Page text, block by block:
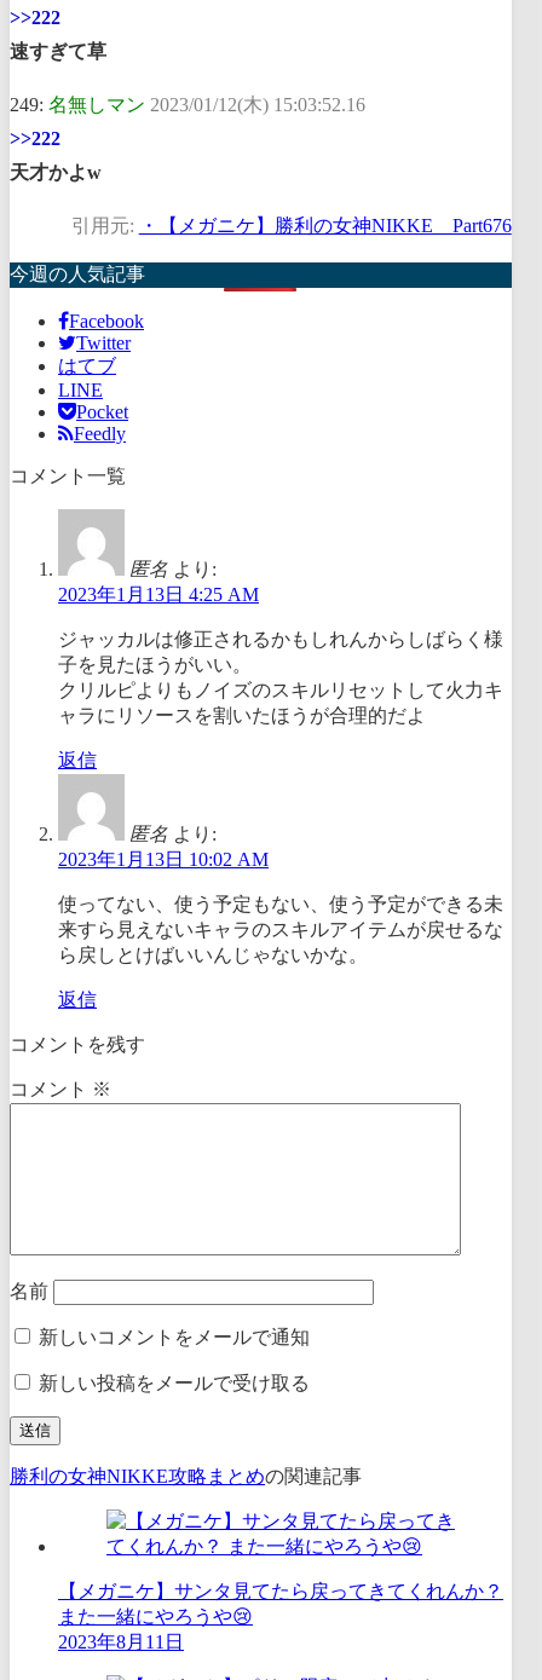
>>222
速すぎて草
249: 名無しマン 2023/01/12(木) 15:03:52.16
>>222
天才かよw
引用元: ・【メガニケ】勝利の女神NIKKE Part676
今週の人気記事
Facebook
Twitter
はてブ
LINE
Pocket
Feedly
コメント一覧
匿名 より:
2023年1月13日 4:25 AM
ジャッカルは修正されるかもしれんからしばらく様
子を見たほうがいい。
クリルピよりもノイズのスキルリセットして火力キ
ャラにリソースを割いたほうが合理的だよ
返信
匿名 より:
2023年1月13日 10:02 AM
使ってない、使う予定もない、使う予定ができる未
来すら見えないキャラのスキルアイテムが戻せるな
ら戻しとけばいいんじゃないかな。
返信
コメントを残す
コメント ※
名前
新しいコメントをメールで通知
新しい投稿をメールで受け取る
勝利の女神NIKKE攻略まとめの関連記事
【メガニケ】サンタ見てたら戻ってきてくれんか？
また一緒にやろうや😢
2023年8月11日